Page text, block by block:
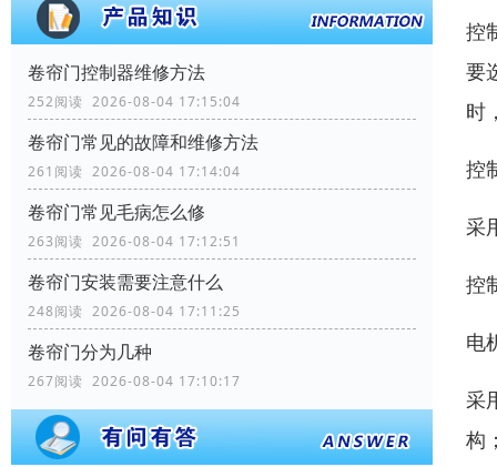
卷帘门控制器维修方法
252阅读 2026-08-04 17:15:04
卷帘门常见的故障和维修方法
261阅读 2026-08-04 17:14:04
卷帘门常见毛病怎么修
263阅读 2026-08-04 17:12:51
卷帘门安装需要注意什么
248阅读 2026-08-04 17:11:25
卷帘门分为几种
267阅读 2026-08-04 17:10:17
控
要
时
控
采
控
电
采
构